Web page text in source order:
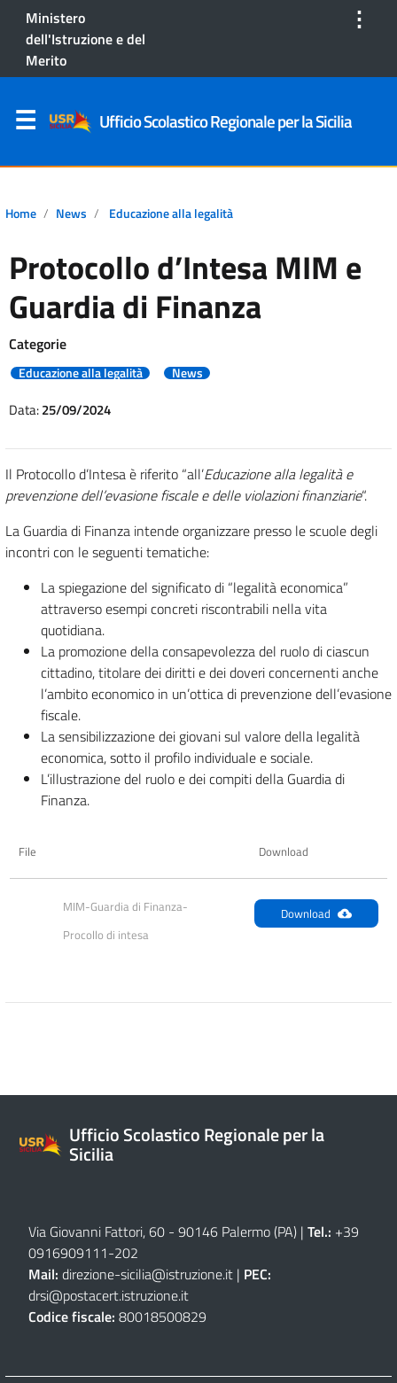
Ministero
dell'Istruzione e del
Merito
⋮
Ufficio Scolastico Regionale per la Sicilia
Home News Educazione alla legalità
Protocollo d’Intesa MIM e
Guardia di Finanza
Categorie
Educazione alla legalità News
Data:25/09/2024
Il Protocollo d’Intesa è riferito “all’Educazione alla legalità e
prevenzione dell’evasione fiscale e delle violazioni finanziarie“.
La Guardia di Finanza intende organizzare presso le scuole degli
incontri con le seguenti tematiche:
La spiegazione del significato di “legalità economica”
attraverso esempi concreti riscontrabili nella vita
quotidiana.
La promozione della consapevolezza del ruolo di ciascun
cittadino, titolare dei diritti e dei doveri concernenti anche
l’ambito economico in un’ottica di prevenzione dell’evasione
fiscale.
La sensibilizzazione dei giovani sul valore della legalità
economica, sotto il profilo individuale e sociale.
L’illustrazione del ruolo e dei compiti della Guardia di
Finanza.
File Download
MIM-Guardia di Finanza-
Procollo di intesa
Download
Ufficio Scolastico Regionale per la
Sicilia
Via Giovanni Fattori, 60 - 90146 Palermo (PA) | Tel.: +39
0916909111-202
Mail: direzione-sicilia@istruzione.it | PEC:
drsi@postacert.istruzione.it
Codice fiscale: 80018500829